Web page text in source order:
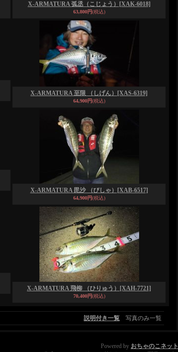
X-ARMATURA 弧丞（こじょう） [XAK-6018]
63,800円(税込)
X-ARMATURA 至限 （しげん） [XAS-6319]
64,900円(税込)
X-ARMATURA 毘沙 （びしゃ） [XAB-6517]
64,900円(税込)
X-ARMATURA 飛柳 （ひりゅう） [XAH-7721]
70,400円(税込)
説明付き一覧 写真のみ一覧
Powered by おちゃのこネット